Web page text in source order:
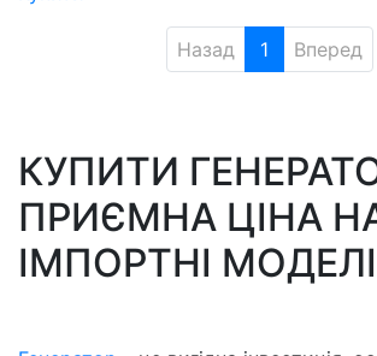
Назад 1 Вперед
КУПИТИ
ПРИЄМНА ЦІНА
ІМПОРТНІ МОДЕЛІ